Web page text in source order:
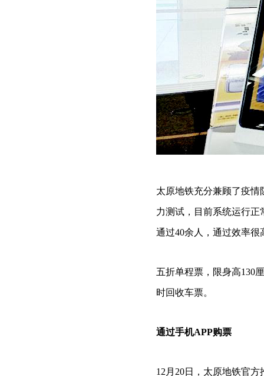
太原地铁充分兼顾了疫情
力测试，目前系统运行
通过40余人，通过效率很
五折单程票，限身高130
时回收车票。
通过手机APP购票
12月20日，太原地铁官